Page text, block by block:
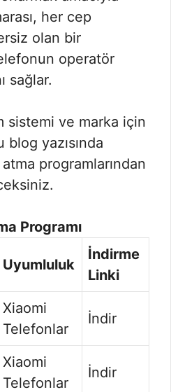
her cep
olan bir
operatör
sağlar.
sistemi ve marka için
yazısında
programlarından
Programı
Uyumluluk
İndirme
Linki
Xiaomi
Telefonlar
İndir
Xiaomi
Telefonlar
İndir